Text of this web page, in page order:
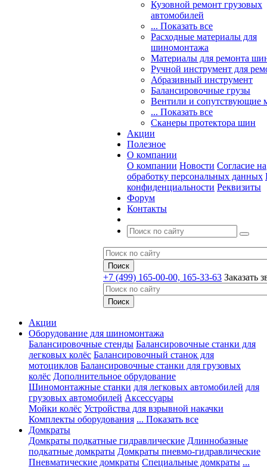
Кузовной ремонт грузовых
автомобилей
... Показать все
Расходные материалы для
шиномонтажа
Материалы для ремонта
Ручной инструмент для
Абразивный инструмент
Балансировочные грузы
Вентили и сопутствующие
... Показать все
Сканеры протектора шин
Акции
Полезное
О компании
О компании Новости Согласие на
обработку персональных данных
конфиденциальности Реквизиты
Форум
Контакты
+7 (499) 165-00-00, 165-33-63 Заказать
Акции
Оборудование для шиномонтажа
Балансировочные стенды Балансировочные станки для
легковых колёс Балансировочный станок для
мотоциклов Балансировочные станки для грузовых
колёс Дополнительное обрудование
Шиномонтажные станки для легковых автомобилей для
грузовых автомобилей Аксессуары
Мойки колёс Устройства для взрывной накачки
Комплекты оборудования ... Показать все
Домкраты
Домкраты подкатные гидравлические Длиннобазные
подкатные домкраты Домкраты пневмо-гидравлические
Пневматические домкраты Специальные домкраты ...